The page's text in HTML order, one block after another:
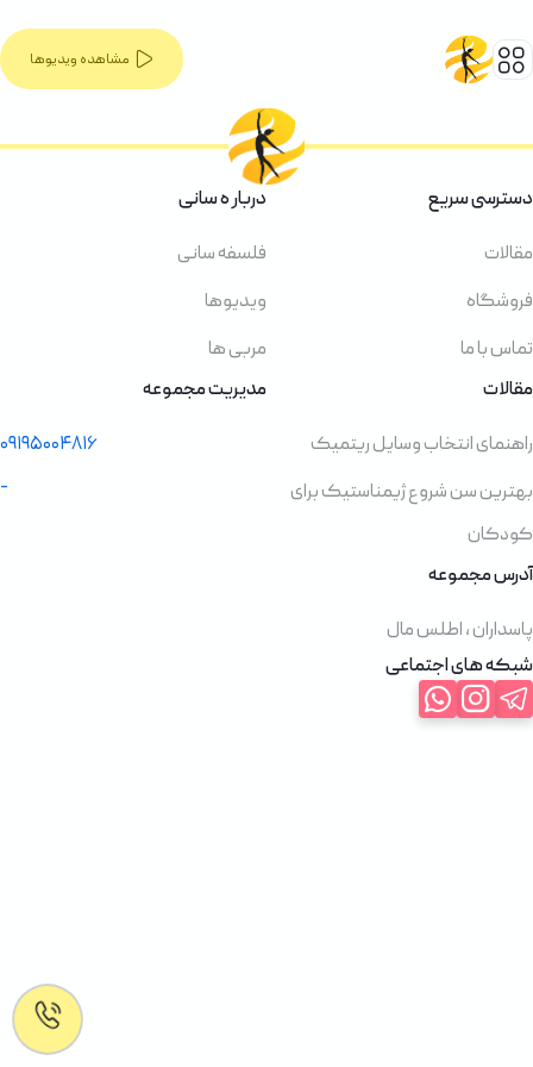
مشاهده ویدیوها
دسترسی سریع
مقالات
فروشگاه
تماس با ما
دربار ه سانی
فلسفه سانی
ویدیوها
مربی ها
مقالات
راهنمای انتخاب وسایل ریتمیک
بهترین سن شروع ژیمناستیک برای
کودکان
مدیریت مجموعه
۰۹۱۹۵۰۰۴۸۱۶
-
آدرس مجموعه
پاسداران ، اطلس مال
شبکه های اجتماعی